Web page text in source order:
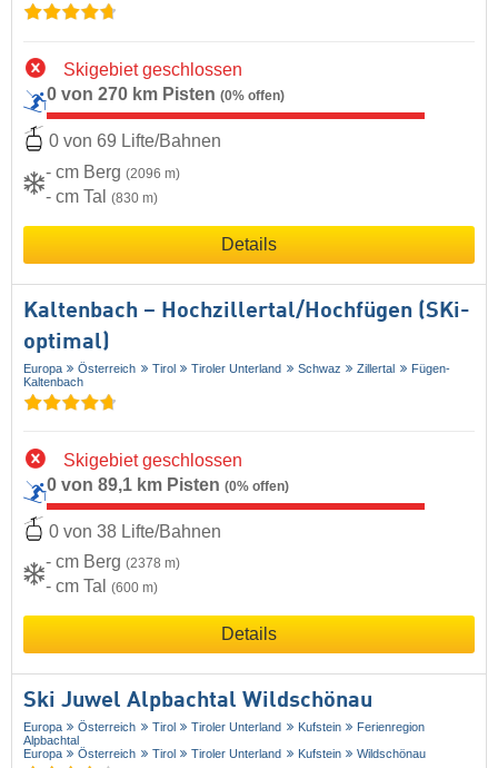
Skigebiet geschlossen
0 von 270 km Pisten (0% offen)
0 von 69 Lifte/Bahnen
- cm Berg (2096 m)
- cm Tal (830 m)
Details
Kaltenbach – Hochzillertal/​Hochfügen (SKi-
optimal)
Europa Österreich Tirol Tiroler Unterland Schwaz Zillertal
Fügen-
Kaltenbach
Skigebiet geschlossen
0 von 89,1 km Pisten (0% offen)
0 von 38 Lifte/Bahnen
- cm Berg (2378 m)
- cm Tal (600 m)
Details
Ski Juwel Alpbachtal Wildschönau
Europa Österreich Tirol Tiroler Unterland Kufstein
Ferienregion
Alpbachtal
Europa
Österreich Tirol Tiroler Unterland Kufstein Wildschönau